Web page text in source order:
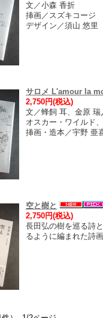
文／小森 香折
挿画／スズキコージ
デザイン／須山 悠里
サロメ L'amour la
2,750円(税込)
文／蜂飼 耳、金原 瑞
オスカー・ワイルド
挿画・造本／宇野 亜
空と樹と
2,750円(税込)
長田弘の樹を巡る詩
るように編まれた詩画